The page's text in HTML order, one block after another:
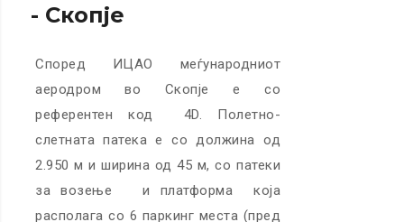
- Скопје
Според ИЦАО меѓународниот
аеродром во Скопје е со
референтен код 4D. Полетно-
слетната патека е со должина од
2.950 м и ширина од 45 м, со патеки
за возење и платформа која
располага со 6 паркинг места (пред